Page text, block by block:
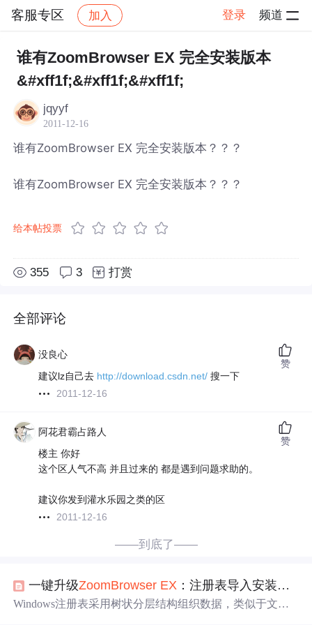
客服专区 加入 登录 频道
社区 客服专区
谁有ZoomBrowser EX 完全安装版本
&#xff1f;&#xff1f;&#xff1f;
jqyyf
2011-12-16
谁有ZoomBrowser EX 完全安装版本？？？
谁有ZoomBrowser EX 完全安装版本？？？
给本帖投票
355 3 打赏
全部评论
没良心
建议lz自己去 http://download.csdn.net/ 搜一下
2011-12-16
赞
阿花君霸占路人
楼主 你好
这个区人气不高 并且过来的 都是遇到问题求助的。
建议你发到灌水乐园之类的区
2011-12-16
赞
——到底了——
一键升级ZoomBrowser EX ：注册表导入安装法详解
Windows注册表采用树状分层结构组织数据，类似于文件